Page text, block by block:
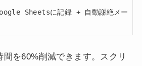
を60%削減できます。スクリ